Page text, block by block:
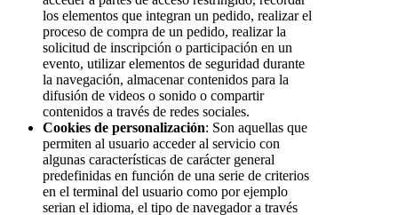
los elementos que integran un pedido, realizar el
proceso de compra de un pedido, realizar la
solicitud de inscripción o participación en un
evento, utilizar elementos de seguridad durante
la navegación, almacenar contenidos para la
difusión de videos o sonido o compartir
contenidos a través de redes sociales.
Cookies de personalización: Son aquellas que
permiten al usuario acceder al servicio con
algunas características de carácter general
predefinidas en función de una serie de criterios
en el terminal del usuario como por ejemplo
serian el idioma, el tipo de navegador a través